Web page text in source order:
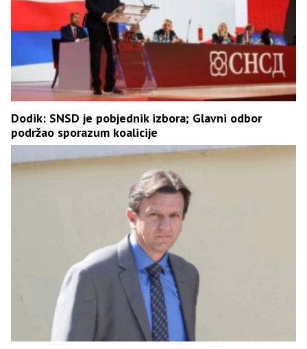
Dodik: SNSD je pobjednik izbora; Glavni odbor
podržao sporazum koalicije